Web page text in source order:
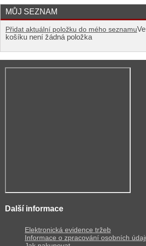
MŮJ SEZNAM
Přidat aktuální položku do mého seznamu
košíku není žádná položka
Další informace
Elektronická evidence tržeb
Informace o zpracování osobních